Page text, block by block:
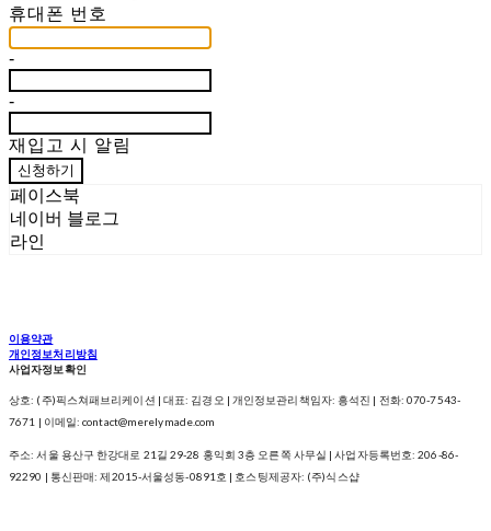
휴대폰 번호
-
-
재입고 시 알림
신청하기
페이스북
네이버 블로그
라인
이용약관
개인정보처리방침
사업자정보확인
상호: (주)픽스쳐패브리케이션 | 대표: 김경오 | 개인정보관리책임자: 흥석진 | 전화: 070-7543-
7671 | 이메일: contact@merelymade.com
주소: 서울 용산구 한강대로 21길 29-28 홍익회 3층 오른쪽 사무실 | 사업자등록번호:206-86-
92290 | 통신판매:제2015-서울성동-0891호 | 호스팅제공자: (주)식스샵